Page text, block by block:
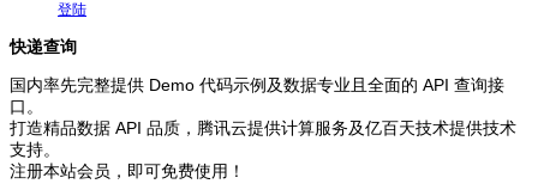
登陆
快递查询
国内率先完整提供 Demo 代码示例及数据专业且全面的 API 查询接
口。
打造精品数据 API 品质，腾讯云提供计算服务及亿百天技术提供技术
支持。
注册本站会员，即可免费使用！